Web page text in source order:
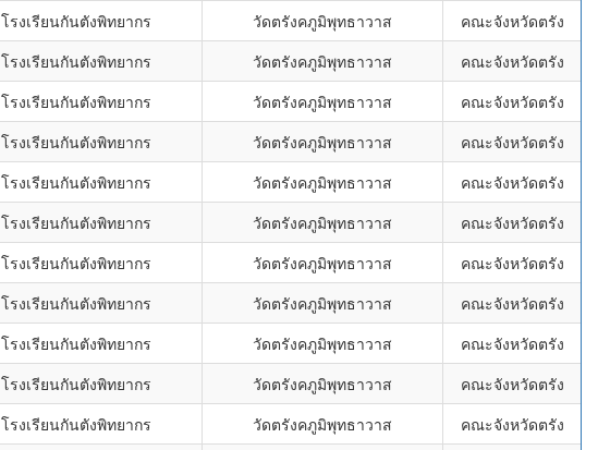
โรงเรียนกันตังพิทยากร วัดตรังคภูมิพุทธาวาส
คณะจังหวัดตรัง
โรงเรียนกันตังพิทยากร วัดตรังคภูมิพุทธาวาส
คณะจังหวัดตรัง
โรงเรียนกันตังพิทยากร วัดตรังคภูมิพุทธาวาส
คณะจังหวัดตรัง
โรงเรียนกันตังพิทยากร วัดตรังคภูมิพุทธาวาส
คณะจังหวัดตรัง
โรงเรียนกันตังพิทยากร วัดตรังคภูมิพุทธาวาส
คณะจังหวัดตรัง
โรงเรียนกันตังพิทยากร วัดตรังคภูมิพุทธาวาส
คณะจังหวัดตรัง
โรงเรียนกันตังพิทยากร วัดตรังคภูมิพุทธาวาส
คณะจังหวัดตรัง
โรงเรียนกันตังพิทยากร วัดตรังคภูมิพุทธาวาส
คณะจังหวัดตรัง
โรงเรียนกันตังพิทยากร วัดตรังคภูมิพุทธาวาส
คณะจังหวัดตรัง
โรงเรียนกันตังพิทยากร วัดตรังคภูมิพุทธาวาส
คณะจังหวัดตรัง
โรงเรียนกันตังพิทยากร วัดตรังคภูมิพุทธาวาส คณะจังหวัดตรัง